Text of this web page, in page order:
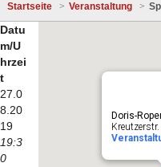
Startseite Veranstaltung
Doris-
Datu
m/U
hrzei
t
27.0
8.20
19
19:3
0